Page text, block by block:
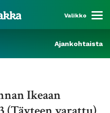
Valikko
Ajankohtaista
Ikeaan